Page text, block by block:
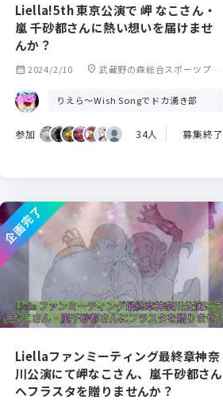
Liella!5th 東京公演で 岬 なこさん・
嵐 千砂都さんに熱い想いを届けませ
んか？
calendar_month 2024/2/10 location_on 武蔵野の森総合スポーツプラ
りえら〜Wish Songでドカ湧き部
参加 34人 募集終了
Liellaファンミーティング最終章神奈
川公演にて岬なこさん、嵐千砂都さん
へフラスタを贈りませんか？
企画完了